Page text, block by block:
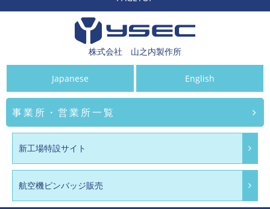
株式会社 山之内製作所
Japanese English
事業所・営業所一覧
新工場特設サイト
航空機ピンバッジ販売